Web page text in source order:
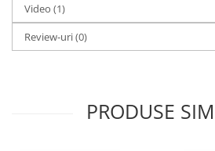
Video (1)
Review-uri(0)
PRODUSE